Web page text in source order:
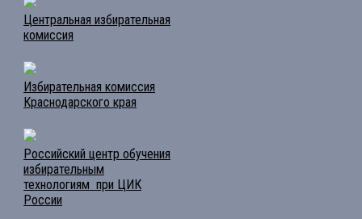
Центральная избирательная
комиссия
Избирательная комиссия
Краснодарского края
Российский центр обучения
избирательным
технологиям при ЦИК
России